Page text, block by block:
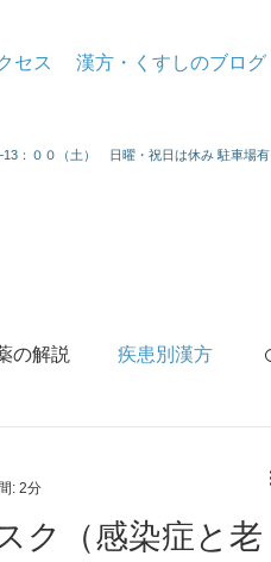
セス 漢方・くすしのブログ
：００（土） 日曜・祝日は休み 駐車場有
の解説 疾患別漢方
ク（感染症と老
: 2分